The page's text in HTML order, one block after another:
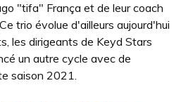
"tifa" França et de leur coach
trio évolue d'ailleurs aujourd'hui
les dirigeants de Keyd Stars
un autre cycle avec de
saison 2021.